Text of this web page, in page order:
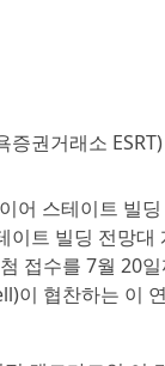
증권거래소 ESRT)
어 스테이트 빌
트 빌딩 전망
접수를 7월 20
협찬하는 이